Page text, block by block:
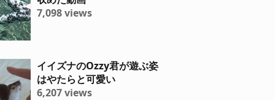
7,098 views
イイズナのOzzy君が遊ぶ姿
はやたらと可愛い
6,207 views